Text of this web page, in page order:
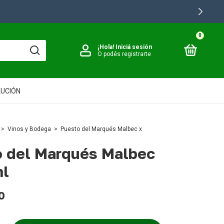
¡Hola! Iniciá sesión
O podés registrarte
0
> Vinos y Bodega >
Puesto del Marqués Malbec x
del Marqués Malbec